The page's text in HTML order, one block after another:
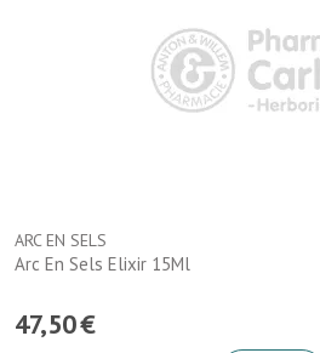
ARC EN SELS
Arc En Sels Elixir 15Ml
47,50€